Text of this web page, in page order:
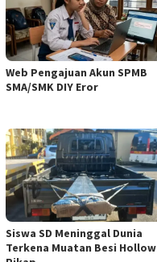
Web Pengajuan Akun SPMB
SMA/SMK DIY Eror
Siswa SD Meninggal Dunia
Terkena Muatan Besi Hollow